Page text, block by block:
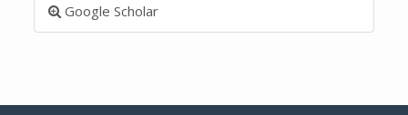
Google Scholar